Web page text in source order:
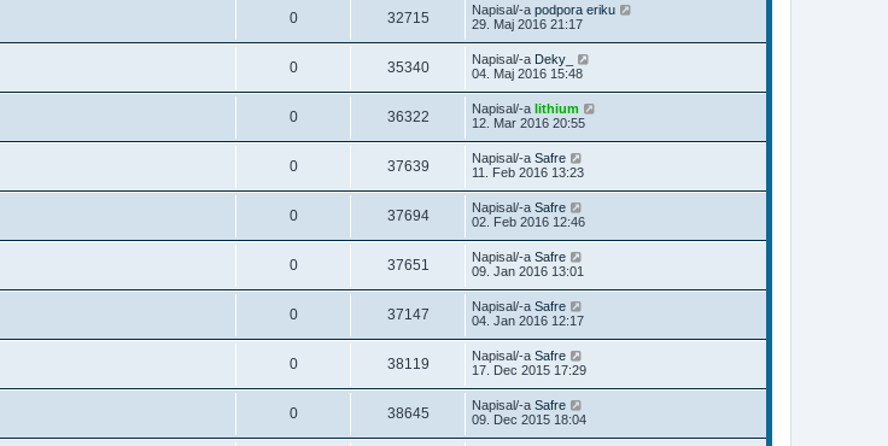
0 32715 Napisal/-a podpora eriku
29. Maj 2016 21:17
0 35340 Napisal/-a Deky_
04. Maj 2016 15:48
0 36322 Napisal/-a lithium
12. Mar 2016 20:55
0 37639 Napisal/-a Safre
11. Feb 2016 13:23
0 37694 Napisal/-a Safre
02. Feb 2016 12:46
0 37651 Napisal/-a Safre
09. Jan 2016 13:01
0 37147 Napisal/-a Safre
04. Jan 2016 12:17
0 38119 Napisal/-a Safre
17. Dec 2015 17:29
0 38645 Napisal/-a Safre
09. Dec 2015 18:04